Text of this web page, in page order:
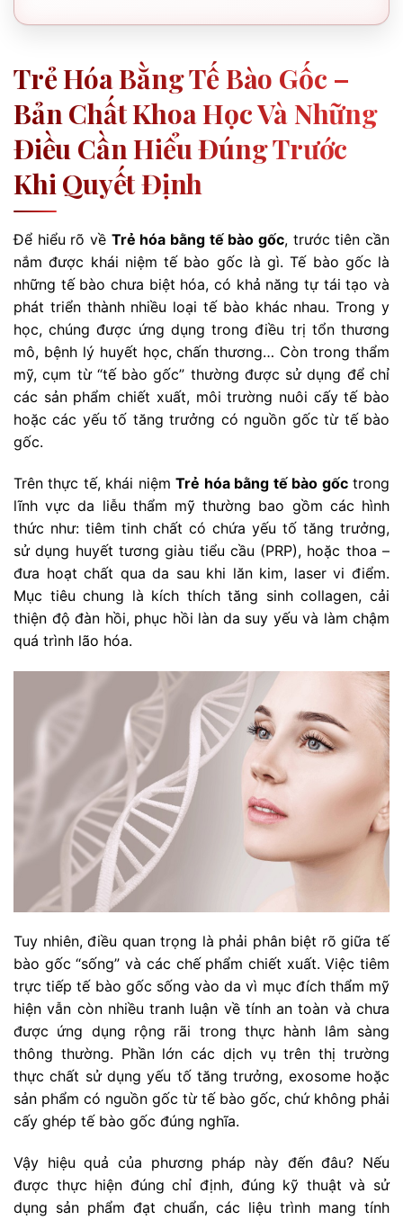
Trẻ Hóa Bằng Tế Bào Gốc –
Bản Chất Khoa Học Và Những
Điều Cần Hiểu Đúng Trước
Khi Quyết Định
Để hiểu rõ về Trẻ hóa bằng tế bào gốc, trước tiên cần
nắm được khái niệm tế bào gốc là gì. Tế bào gốc là
những tế bào chưa biệt hóa, có khả năng tự tái tạo và
phát triển thành nhiều loại tế bào khác nhau. Trong y
học, chúng được ứng dụng trong điều trị tổn thương
mô, bệnh lý huyết học, chấn thương… Còn trong thẩm
mỹ, cụm từ “tế bào gốc” thường được sử dụng để chỉ
các sản phẩm chiết xuất, môi trường nuôi cấy tế bào
hoặc các yếu tố tăng trưởng có nguồn gốc từ tế bào
gốc.
Trên thực tế, khái niệmTrẻ hóa bằng tế bào gốctrong
lĩnh vực da liễu thẩm mỹ thường bao gồm các hình
thức như: tiêm tinh chất có chứa yếu tố tăng trưởng,
sử dụng huyết tương giàu tiểu cầu (PRP), hoặc thoa –
đưa hoạt chất qua da sau khi lăn kim, laser vi điểm.
Mục tiêu chung là kích thích tăng sinh collagen, cải
thiện độ đàn hồi, phục hồi làn da suy yếu và làm chậm
quá trình lão hóa.
Tuy nhiên, điều quan trọng là phải phân biệt rõ giữa tế
bào gốc “sống” và các chế phẩm chiết xuất. Việc tiêm
trực tiếp tế bào gốc sống vào da vì mục đích thẩm mỹ
hiện vẫn còn nhiều tranh luận về tính an toàn và chưa
được ứng dụng rộng rãi trong thực hành lâm sàng
thông thường. Phần lớn các dịch vụ trên thị trường
thực chất sử dụng yếu tố tăng trưởng, exosome hoặc
sản phẩm có nguồn gốc từ tế bào gốc, chứ không phải
cấy ghép tế bào gốc đúng nghĩa.
Vậy hiệu quả của phương pháp này đến đâu? Nếu
được thực hiện đúng chỉ định, đúng kỹ thuật và sử
dụng sản phẩm đạt chuẩn, các liệu trình mang tính